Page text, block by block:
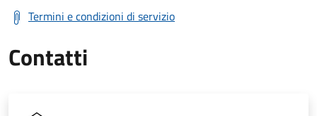
Termini e condizioni di servizio
Contatti